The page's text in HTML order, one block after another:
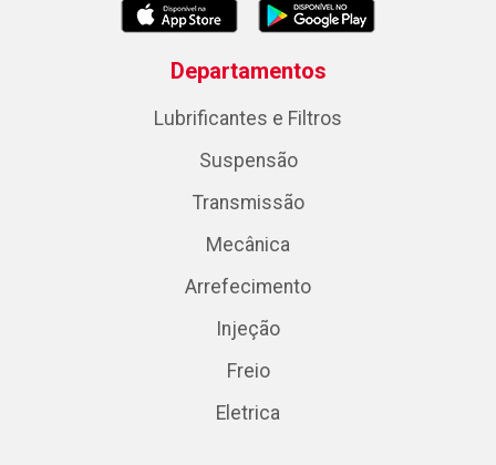
Departamentos
Lubrificantes e Filtros
Suspensão
Transmissão
Mecânica
Arrefecimento
Injeção
Freio
Eletrica